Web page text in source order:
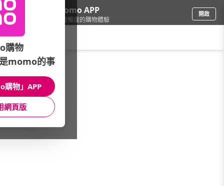
下載momo APP
給你3倍流暢度的購物體驗
開啟
傢飾寢具/床墊/品牌總覽(A~Z)
館長推薦 月銷量
購物
momo的事
購物」APP
網頁版